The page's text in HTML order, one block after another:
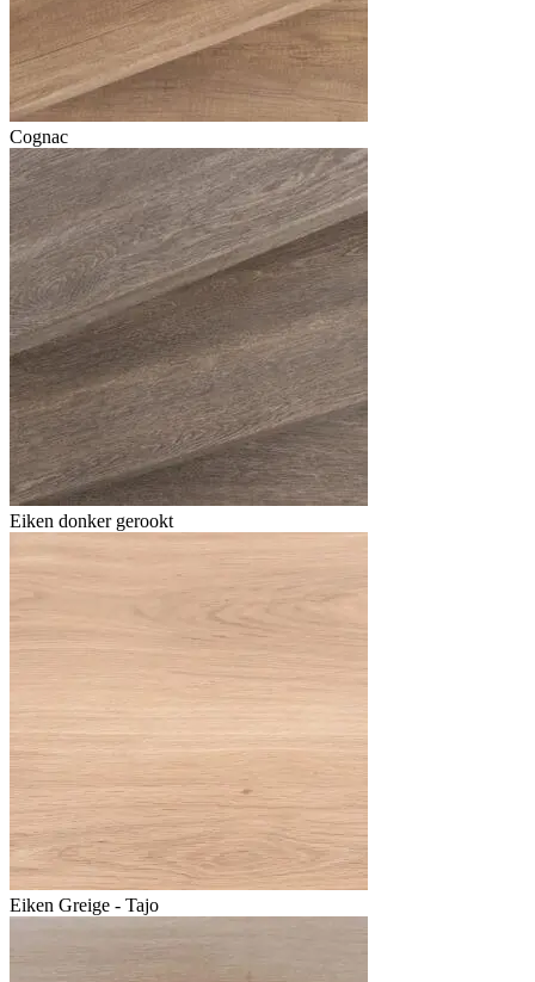
Cognac
Eiken donker gerookt
Eiken Greige - Tajo